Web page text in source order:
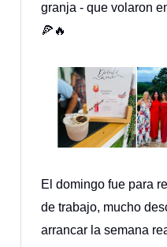
granja - que volaron
🍕🔥
El domingo fue para
de trabajo, mucho
arrancar la semana